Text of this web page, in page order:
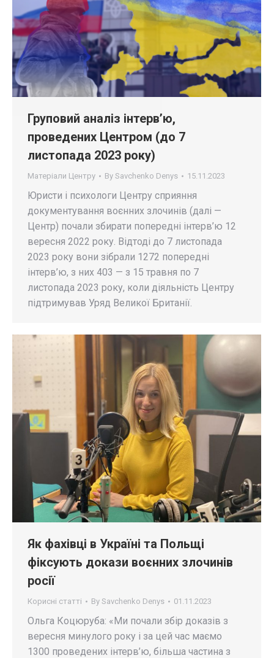
Груповий аналіз інтерв’ю,
проведених Центром (до 7
листопада 2023 року)
Матеріали Центру By Savchenko Denys 15.11.2023
Юристи і психологи Центру сприяння
документування воєнних злочинів (далі —
Центр) почали збирати попередні інтерв’ю 12
вересня 2022 року. Відтоді до 7 листопада
2023 року вони зібрали 1272 попередні
інтерв’ю, з них 403 — з 15 травня по 7
листопада 2023 року, коли діяльність Центру
підтримував Уряд Великої Британії.
Як фахівці в Україні та Польщі
фіксують докази воєнних злочинів
росії
Корисні статті By Savchenko Denys 01.11.2023
Ольга Коцюруба: «Ми почали збір доказів з
вересня минулого року і за цей час маємо
1300 проведених інтерв’ю, більша частина з